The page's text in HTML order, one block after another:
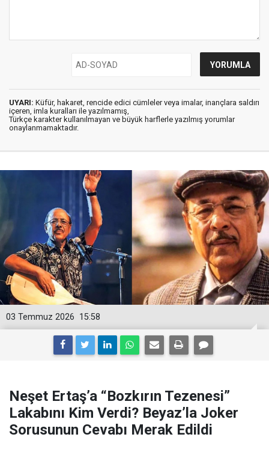
UYARI: Küfür, hakaret, rencide edici cümleler veya imalar, inançlara saldırı
içeren, imla kuralları ile yazılmamış,
Türkçe karakter kullanılmayan ve büyük harflerle yazılmış yorumlar
onaylanmamaktadır.
15:58
03 Temmuz 2026
Neşet Ertaş’a “Bozkırın Tezenesi”
Lakabını Kim Verdi? Beyaz’la Joker
Sorusunun Cevabı Merak Edildi